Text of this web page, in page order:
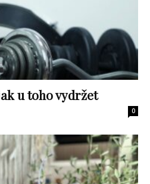
u toho vydržet
0